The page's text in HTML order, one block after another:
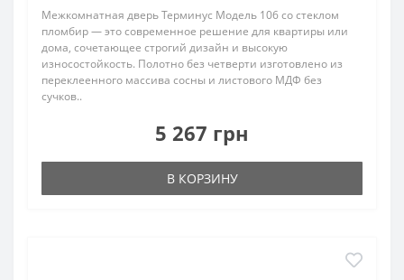
Межкомнатная дверь Терминус Модель 106 со стеклом
пломбир — это современное решение для квартиры или
дома, сочетающее строгий дизайн и высокую
износостойкость. Полотно без четверти изготовлено из
переклеенного массива сосны и листового МДФ без
сучков..
5 267 грн
В КОРЗИНУ